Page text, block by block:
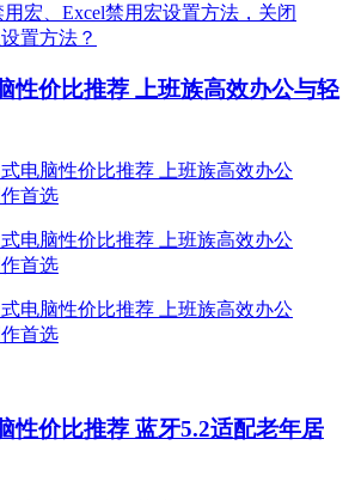
性价比推荐 上班族高效办公与轻
性价比推荐 蓝牙5.2适配老年居